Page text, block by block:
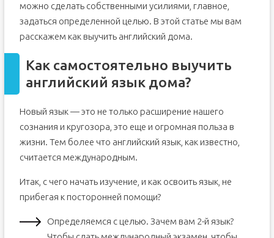
можно сделать собственными усилиями, главное,
задаться определенной целью. В этой статье мы вам
расскажем как выучить английский дома.
Как самостоятельно выучить
английский язык дома?
Новый язык — это не только расширение нашего
сознания и кругозора, это еще и огромная польза в
жизни. Тем более что английский язык, как известно,
считается международным.
Итак, с чего начать изучение, и как освоить язык, не
прибегая к посторонней помощи?
Определяемся с целью. Зачем вам 2-й язык?